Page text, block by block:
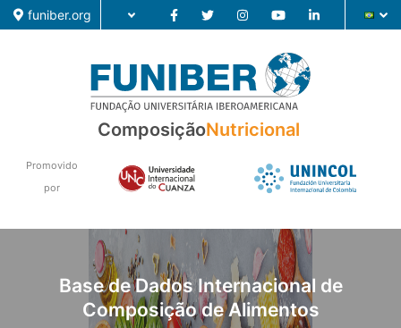
funiber.org
Formação
Pesquisa
Notícias
ComposiçãoNutricional
Promovido
por
Base de Dados Internacional de
Composição de Alimentos